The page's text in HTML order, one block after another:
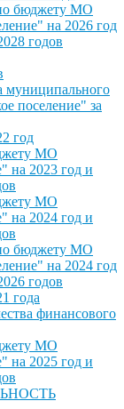
бюджету МО
на 2026 год
годов
муниципального
поселение" за
год
МО
на 2023 год и
МО
на 2024 год и
бюджету МО
на 2024 год
годов
года
финансового
МО
на 2025 год и